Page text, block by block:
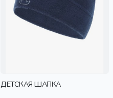
ДЕТСКАЯ ШАПКА